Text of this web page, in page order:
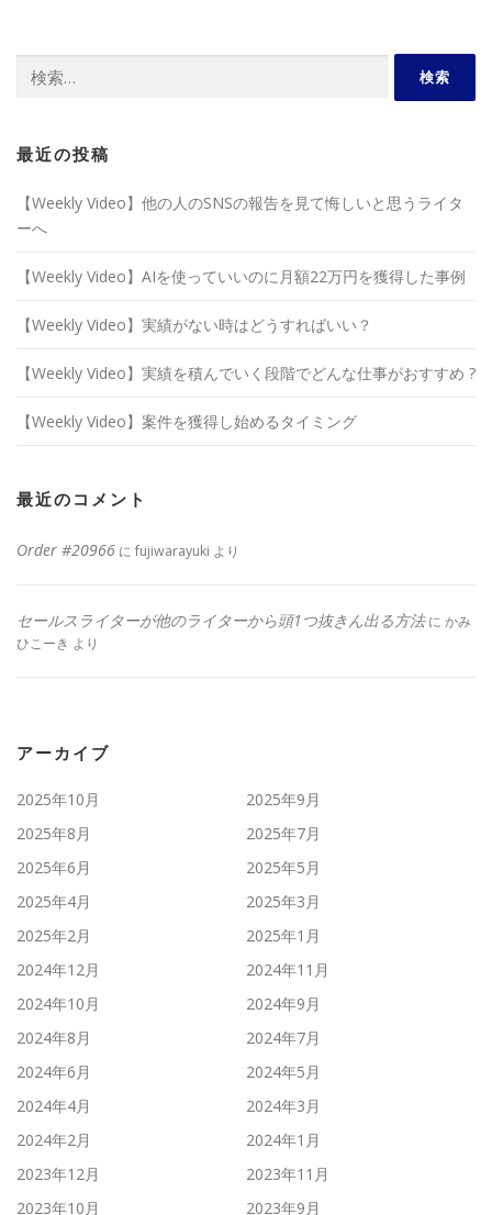
索:
最近の投稿
【Weekly Video】他の人のSNSの報告を見て悔しいと思うライタ
ーへ
【Weekly Video】AIを使っていいのに月額22万円を獲得した事例
【Weekly Video】実績がない時はどうすればいい？
【Weekly Video】実績を積んでいく段階でどんな仕事がおすすめ ?
【Weekly Video】案件を獲得し始めるタイミング
最近のコメント
Order #20966 に fujiwarayuki より
セールスライターが他のライターから頭1つ抜きん出る方法に かみ
ひこーき より
アーカイブ
2025年10月
2025年9月
2025年8月
2025年7月
2025年6月
2025年5月
2025年4月
2025年3月
2025年2月
2025年1月
2024年12月
2024年11月
2024年10月
2024年9月
2024年8月
2024年7月
2024年6月
2024年5月
2024年4月
2024年3月
2024年2月
2024年1月
2023年12月
2023年11月
2023年10月
2023年9月